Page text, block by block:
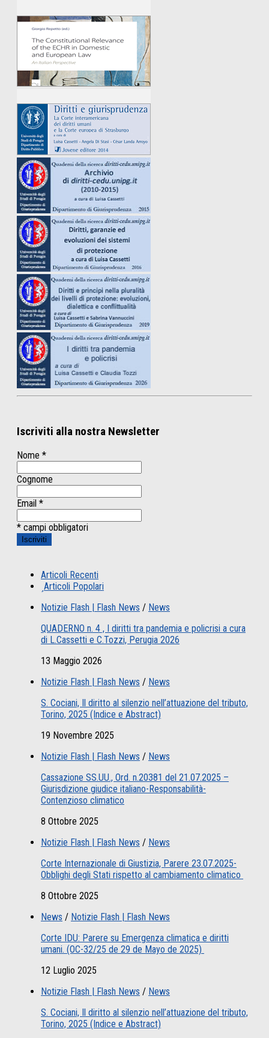
Iscriviti alla nostra Newsletter
Nome *
Cognome
Email *
* campi obbligatori
Articoli Recenti
Articoli Popolari
Notizie Flash | Flash News / News
QUADERNO n. 4 , I diritti tra pandemia e policrisi a cura
di L.Cassetti e C.Tozzi, Perugia 2026
13 Maggio 2026
Notizie Flash | Flash News / News
S. Cociani, Il diritto al silenzio nell’attuazione del tributo,
Torino, 2025 (Indice e Abstract)
19 Novembre 2025
Notizie Flash | Flash News / News
Cassazione SS.UU., Ord. n.20381 del 21.07.2025 –
Giurisdizione giudice italiano-Responsabilità-
Contenzioso climatico
8 Ottobre 2025
Notizie Flash | Flash News / News
Corte Internazionale di Giustizia, Parere 23.07.2025-
Obblighi degli Stati rispetto al cambiamento climatico
8 Ottobre 2025
News / Notizie Flash | Flash News
Corte IDU: Parere su Emergenza climatica e diritti
umani. (OC-32/25 de 29 de Mayo de 2025)
12 Luglio 2025
Notizie Flash | Flash News / News
S. Cociani, Il diritto al silenzio nell’attuazione del tributo,
Torino, 2025 (Indice e Abstract)